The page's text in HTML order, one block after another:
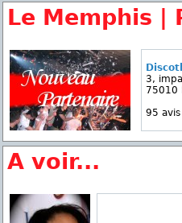
Le Memphis |
3,
75010
95
A voir...